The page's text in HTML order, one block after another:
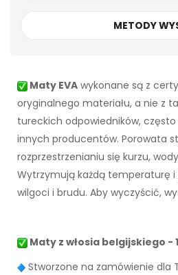
METODY
Maty EVA wykonane są z
oryginalnego materiału, a nie z
tureckich odpowiedników,
innych producentów. Porowata
rozprzestrzenianiu się kurzu,
Wytrzymują każdą temperaturę i
wilgoci i brudu. Aby wyczyścić,
Maty z włosia belgijskiego -
Stworzone na zamówienie dla